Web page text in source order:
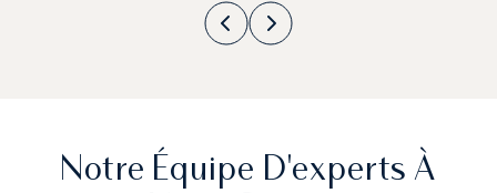
Notre Équipe D'experts À